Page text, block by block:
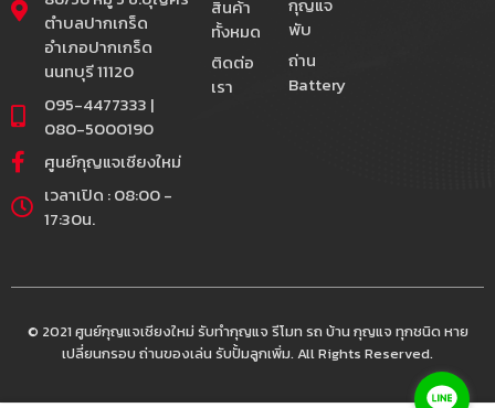
ตำบลปากเกร็ด
อำเภอปากเกร็ด
นนทบุรี 11120
095-4477333 |
080-5000190
ศูนย์กุญแจเชียงใหม่
เวลาเปิด : 08:00 -
17:30น.
สินค้า
ทั้งหมด
ติดต่อ
เรา
พับ
ถ่าน
Battery
© 2021 ศูนย์กุญแจเชียงใหม่ รับทำกุญแจ รีโมท รถ บ้าน กุญแจ ทุกชนิด หาย
เปลี่ยนกรอบ ถ่านของเล่น รับปั้มลูกเพิ่ม. All Rights Reserved.